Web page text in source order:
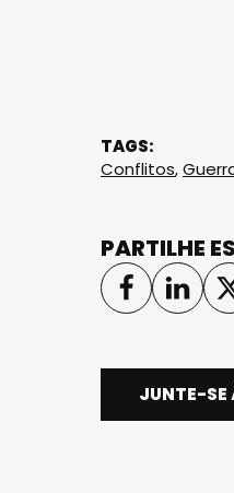
TAGS:
Conflitos,
PARTILHE
JUNTE-SE